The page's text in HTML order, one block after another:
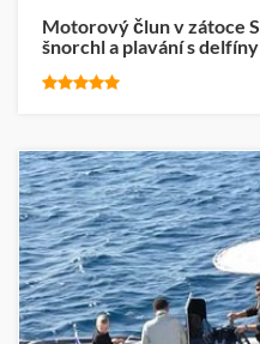
Motorový člun v zátoce
šnorchl a plavání s delfíny